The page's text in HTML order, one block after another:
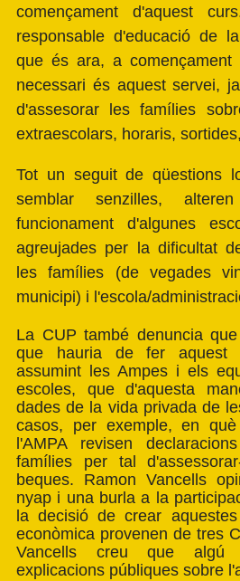
començament d'aquest
responsable d'educació de
que és ara, a
necessari és aquest servei,
d'assesorar les famílies
extraescolars, horaris,
Tot un seguit de qüestions
semblar senzilles,
funcionament d'algunes
agreujades per la dificultat
les famílies (de vegades
municipi) i l'escola/
La CUP també denuncia
que hauria de fer aquest
assumint les Ampes i els
escoles, que d'aquesta
dades de la vida privada de
casos, per exemple, en
l'AMPA revisen
famílies per tal
beques. Ramon Vancells
nyap i una burla a la
la decisió de crear
econòmica provenen de tres
Vancells creu que algú
explicacions públiques sobre